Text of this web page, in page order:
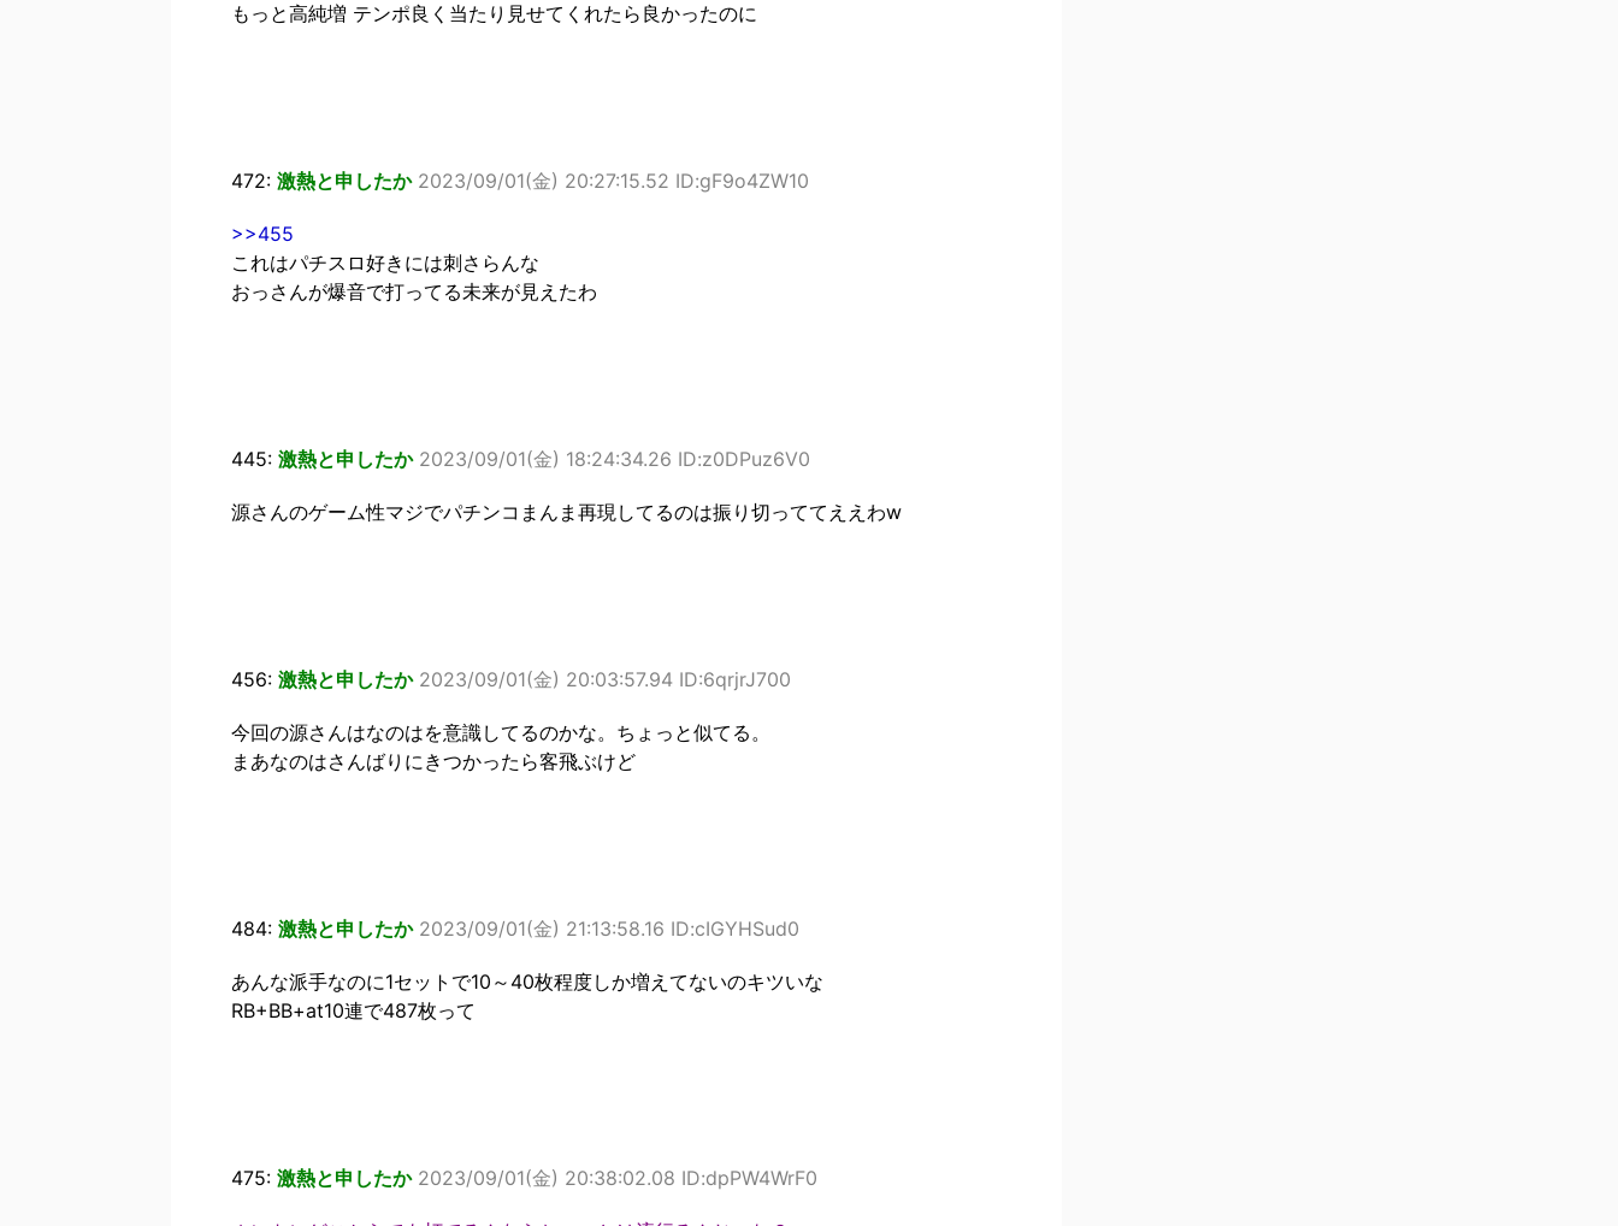
もっと高純増 テンポ良く当たり見せてくれたら良かったのに
472: 激熱と申したか 2023/09/01(金) 20:27:15.52 ID:gF9o4ZW10
>>455
これはパチスロ好きには刺さらんな
おっさんが爆音で打ってる未来が見えたわ
445: 激熱と申したか 2023/09/01(金) 18:24:34.26 ID:z0DPuz6V0
源さんのゲーム性マジでパチンコまんま再現してるのは振り切っててええわw
456: 激熱と申したか 2023/09/01(金) 20:03:57.94 ID:6qrjrJ700
今回の源さんはなのはを意識してるのかな。ちょっと似てる。
まあなのはさんばりにきつかったら客飛ぶけど
484: 激熱と申したか 2023/09/01(金) 21:13:58.16 ID:cIGYHSud0
あんな派手なのに1セットで10～40枚程度しか増えてないのキツいな
RB+BB+at10連で487枚って
475: 激熱と申したか 2023/09/01(金) 20:38:02.08 ID:dpPW4WrF0